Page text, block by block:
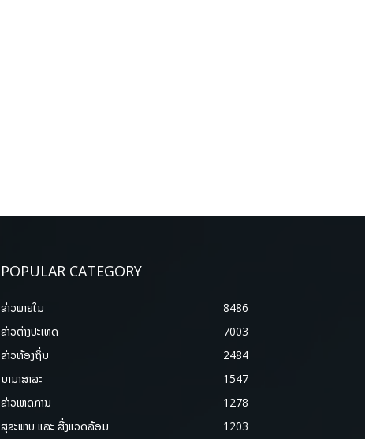
POPULAR CATEGORY
ຂ່າວພາຍ​ໃນ
8486
ຂ່າວຕ່າງປະເທດ
7003
ຂ່າວທ້ອງຖິ່ນ
2484
ນານາສາລະ
1547
ຂ່າວເຫດການ
1278
ສຸຂະພາບ ແລະ ສີ່ງແວດລ້ອມ
1203